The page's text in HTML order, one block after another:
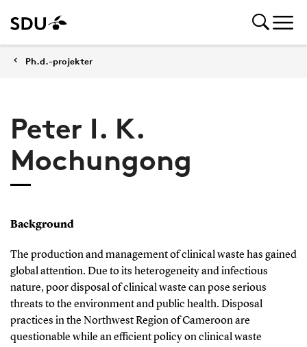
Ph.d.-projekter
Peter I. K.
Mochungong
Background
The production and management of clinical waste has gained
global attention. Due to its heterogeneity and infectious
nature, poor disposal of clinical waste can pose serious
threats to the environment and public health. Disposal
practices in the Northwest Region of Cameroon are
questionable while an efficient policy on clinical waste